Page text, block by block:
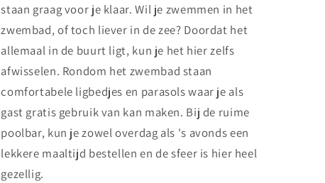
staan graag voor je klaar. Wil je zwemmen in het
zwembad, of toch liever in de zee? Doordat het
allemaal in de buurt ligt, kun je het hier zelfs
afwisselen. Rondom het zwembad staan
comfortabele ligbedjes en parasols waar je als
gast gratis gebruik van kan maken. Bij de ruime
poolbar, kun je zowel overdag als 's avonds een
lekkere maaltijd bestellen en de sfeer is hier heel
gezellig.